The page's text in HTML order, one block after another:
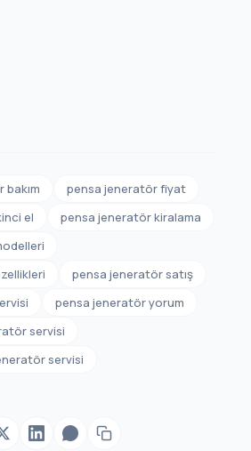
pensa jeneratör fiyat
el
pensa jeneratör kiralama
pensa jeneratör satış
pensa jeneratör yorum
servisi
servisi